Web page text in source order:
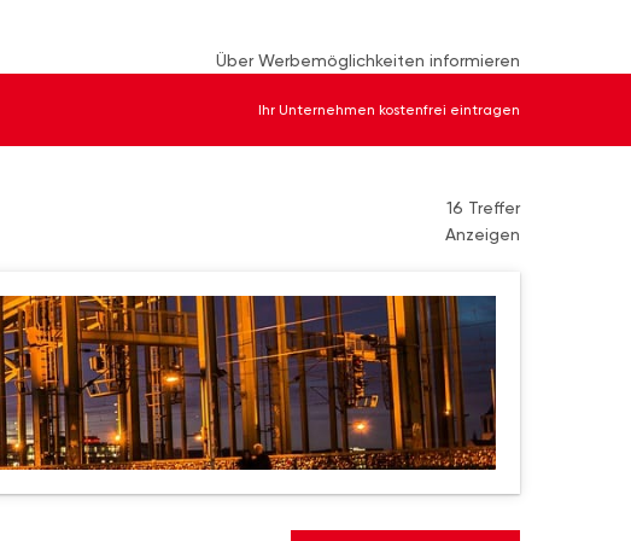
Über Werbemöglichkeiten informieren
Ihr Unternehmen kostenfrei eintragen
16 Treffer
Anzeigen